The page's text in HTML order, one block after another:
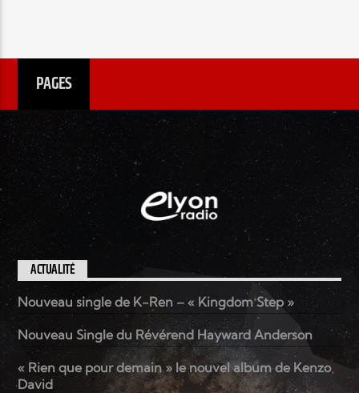
PAGES
ACTUALITÉ
Nouveau single de K-Ren – « Kingdom Step »
Nouveau Single du Révérend Hayward Anderson
« Rien que pour demain » le nouvel album de Kenzo
David